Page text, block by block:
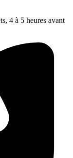
4 à 5 heures avant